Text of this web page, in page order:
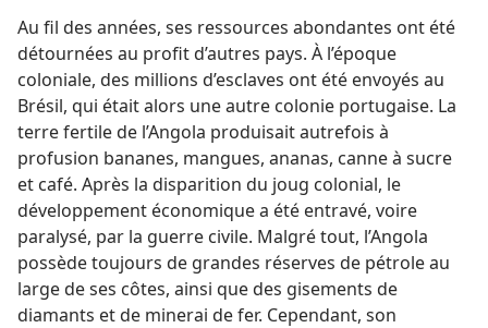
Au fil des années, ses ressources abondantes ont été
détournées au profit d’autres pays. À l’époque
coloniale, des millions d’esclaves ont été envoyés au
Brésil, qui était alors une autre colonie portugaise. La
terre fertile de l’Angola produisait autrefois à
profusion bananes, mangues, ananas, canne à sucre
et café. Après la disparition du joug colonial, le
développement économique a été entravé, voire
paralysé, par la guerre civile. Malgré tout, l’Angola
possède toujours de grandes réserves de pétrole au
large de ses côtes, ainsi que des gisements de
diamants et de minerai de fer. Cependant, son